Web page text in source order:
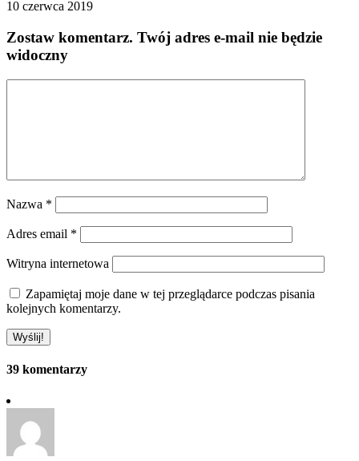
10 czerwca 2019
Zostaw komentarz. Twój adres e-mail nie będzie
widoczny
Nazwa *
Adres email *
Witryna internetowa
Zapamiętaj moje dane w tej przeglądarce podczas pisania
kolejnych komentarzy.
39 komentarzy